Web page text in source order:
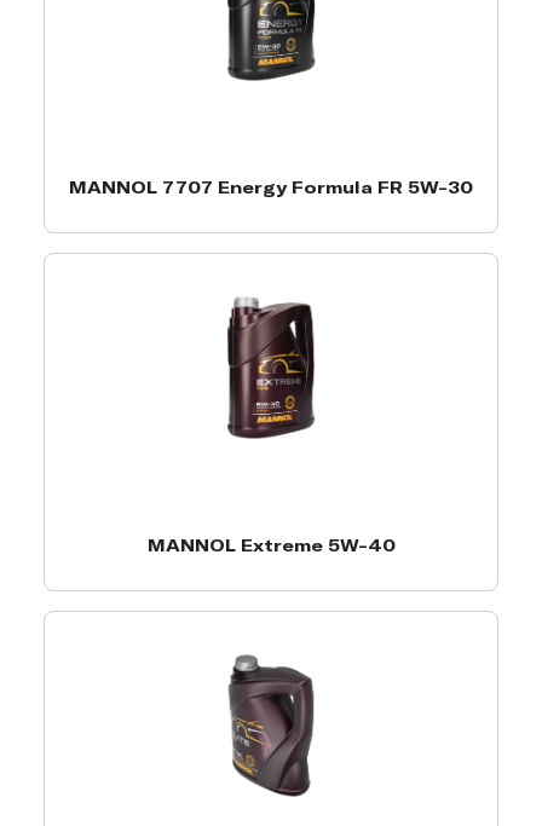
MANNOL 7707 Energy Formula FR 5W-30
MANNOL Extreme 5W-40